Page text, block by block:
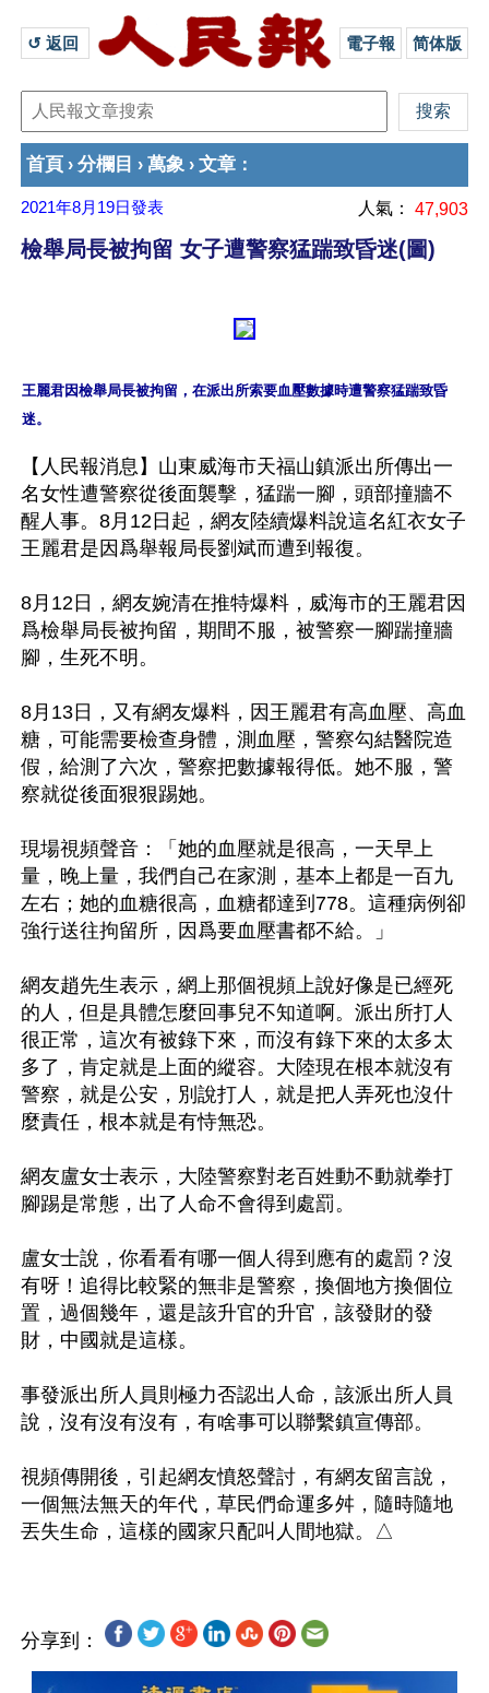
↺ 返回 電子報 简体版
首頁 › 分欄目 › 萬象 › 文章 ：
2021年8月19日發表 人氣： 47,903
檢舉局長被拘留 女子遭警察猛踹致昏迷(圖)
王麗君因檢舉局長被拘留，在派出所索要血壓數據時遭警察猛踹致昏
【人民報消息】山東威海市天福山鎮派出所傳出一
名女性遭警察從後面襲擊，猛踹一腳，頭部撞牆不
醒人事。8月12日起，網友陸續爆料說這名紅衣女子
王麗君是因爲舉報局長劉斌而遭到報復。
8月12日，網友婉清在推特爆料，威海市的王麗君因
爲檢舉局長被拘留，期間不服，被警察一腳踹撞牆
腳，生死不明。
8月13日，又有網友爆料，因王麗君有高血壓、高血
糖，可能需要檢查身體，測血壓，警察勾結醫院造
假，給測了六次，警察把數據報得低。她不服，警
察就從後面狠狠踢她。
現場視頻聲音：「她的血壓就是很高，一天早上
量，晚上量，我們自己在家測，基本上都是一百九
左右；她的血糖很高，血糖都達到778。這種病例卻
強行送往拘留所，因爲要血壓書都不給。」
網友趙先生表示，網上那個視頻上說好像是已經死
的人，但是具體怎麼回事兒不知道啊。派出所打人
很正常，這次有被錄下來，而沒有錄下來的太多太
多了，肯定就是上面的縱容。大陸現在根本就沒有
警察，就是公安，別說打人，就是把人弄死也沒什
麼責任，根本就是有恃無恐。
網友盧女士表示，大陸警察對老百姓動不動就拳打
腳踢是常態，出了人命不會得到處罰。
盧女士說，你看看有哪一個人得到應有的處罰？沒
有呀！追得比較緊的無非是警察，換個地方換個位
置，過個幾年，還是該升官的升官，該發財的發
財，中國就是這樣。
事發派出所人員則極力否認出人命，該派出所人員
說，沒有沒有沒有，有啥事可以聯繫鎮宣傳部。
視頻傳開後，引起網友憤怒聲討，有網友留言說，
一個無法無天的年代，草民們命運多舛，隨時隨地
分享到：